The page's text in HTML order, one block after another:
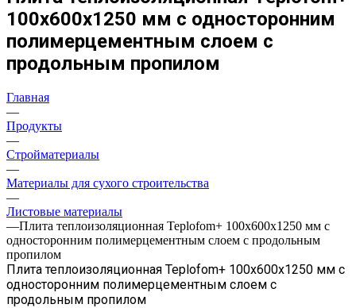
100х600х1250 мм с односторонним
полимерцементным слоем с
продольным пропилом
Главная
—
Продукты
—
Стройматериалы
—
Материалы для сухого строительства
—
Листовые материалы
—Плита теплоизоляционная Teplofom+ 100х600х1250 мм с
односторонним полимерцементным слоем с продольным
пропилом
Плита теплоизоляционная Teplofom+ 100х600х1250 мм с
односторонним полимерцементным слоем с
продольным пропилом